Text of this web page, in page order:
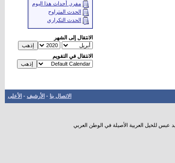
مفرد, أحداث هذا اليوم
الحدث المتراوح
الحدث التكراري
الانتقال إلى الشهر
الانتقال في التقويم
الاتصال بنا - الأرشيف - الأعلى
عبس للخيل العربية الأصيلة في الوطن العربي